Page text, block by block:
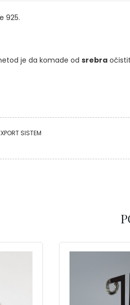
925.
je da komade od srebra
SISTEM